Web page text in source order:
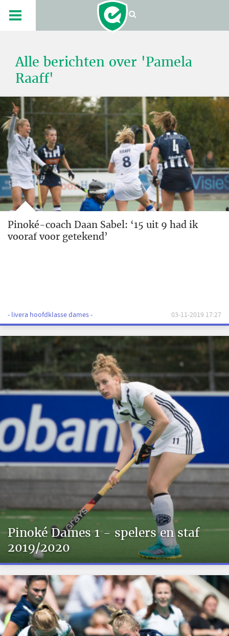
Alle berichten over 'Pamela
Raaff'
Pinoké-coach Daan Sabel: ‘15 uit 9 had ik
vooraf voor getekend’
- livera hoofdklasse dames - 03-11-2019 17:27
Pinoké Dames 1 - spelers en staf
2019/2020